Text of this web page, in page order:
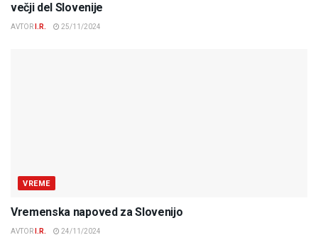
večji del Slovenije
AVTOR I.R. 25/11/2024
VREME
Vremenska napoved za Slovenijo
AVTOR I.R. 24/11/2024